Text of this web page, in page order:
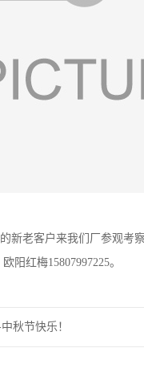
新老客户来我们厂参观考
阳红梅15807997225。
秋节快乐！